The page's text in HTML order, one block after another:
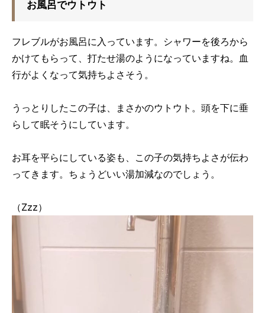
お風呂でウトウト
フレブルがお風呂に入っています。シャワーを後ろから
かけてもらって、打たせ湯のようになっていますね。血
行がよくなって気持ちよさそう。
うっとりしたこの子は、まさかのウトウト。頭を下に垂
らして眠そうにしています。
お耳を平らにしている姿も、この子の気持ちよさが伝わ
ってきます。ちょうどいい湯加減なのでしょう。
（Zzz）